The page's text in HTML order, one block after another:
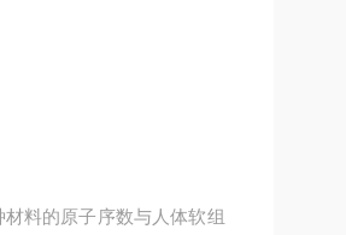
料的原子序数与人体软组